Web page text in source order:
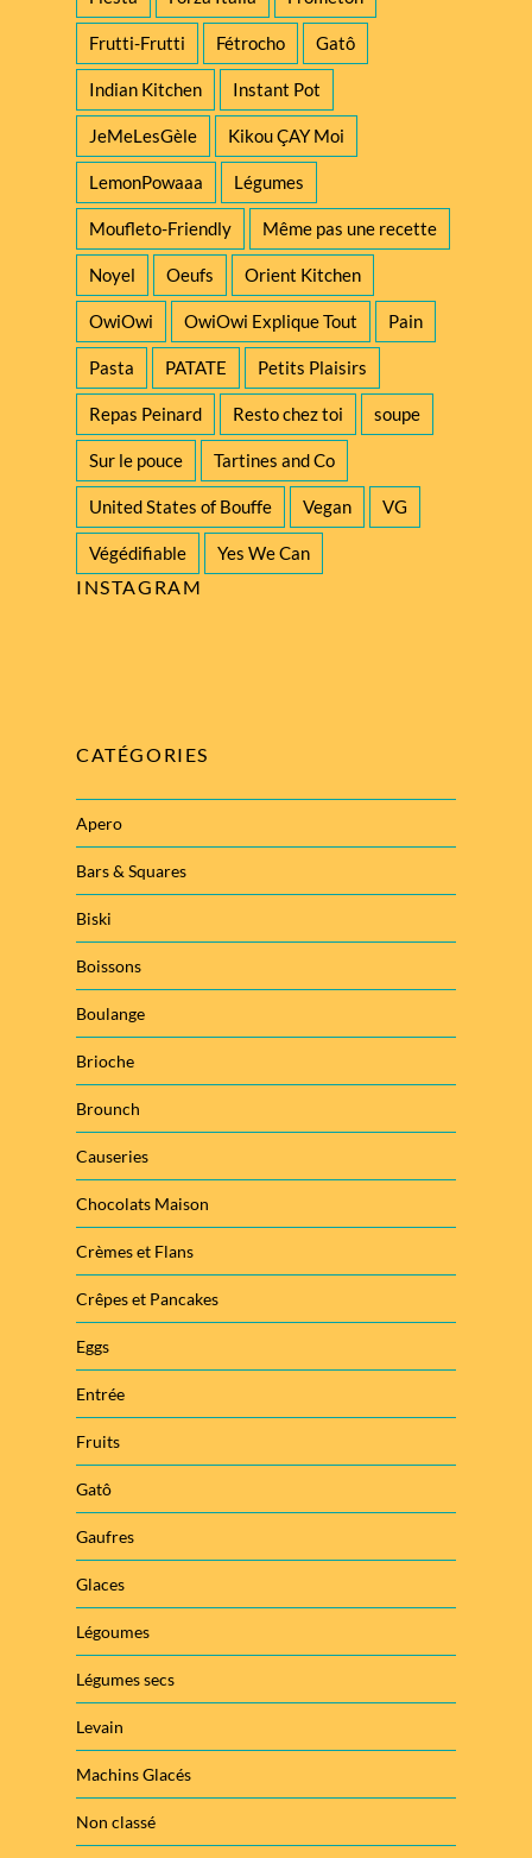
Frutti-Frutti Fétrocho Gatô
Indian Kitchen Instant Pot
JeMeLesGèle Kikou ÇAY Moi
LemonPowaaa Légumes
Moufleto-Friendly Même pas une recette
Noyel Oeufs Orient Kitchen
OwiOwi OwiOwi Explique Tout Pain
Pasta PATATE Petits Plaisirs
Repas Peinard Resto chez toi soupe
Sur le pouce Tartines and Co
United States of Bouffe Vegan VG
Végédifiable Yes We Can
INSTAGRAM
CATÉGORIES
Apero
Bars & Squares
Biski
Boissons
Boulange
Brioche
Brounch
Causeries
Chocolats Maison
Crèmes et Flans
Crêpes et Pancakes
Eggs
Entrée
Fruits
Gatô
Gaufres
Glaces
Légoumes
Légumes secs
Levain
Machins Glacés
Non classé